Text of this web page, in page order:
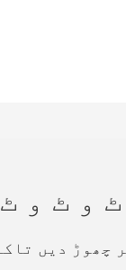
▁ ٹ و ٹ و
چھوڑ دیں